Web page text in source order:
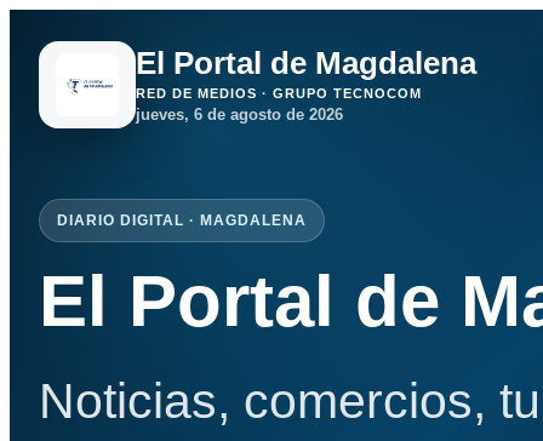
El Portal de Magdalena
RED DE MEDIOS · GRUPO TECNOCOM
jueves, 6 de agosto de 2026
DIARIO DIGITAL · MAGDALENA
El Portal de
Noticias, comercios,